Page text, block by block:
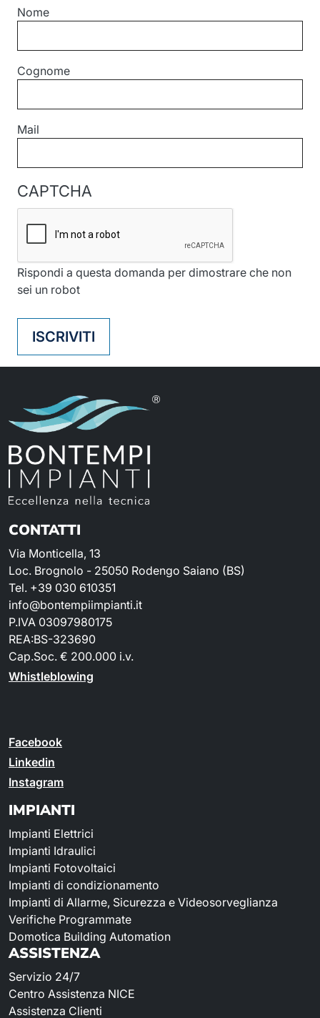
Nome
Cognome
Mail
CAPTCHA
Rispondi a questa domanda per dimostrare che non
sei un robot
ISCRIVITI
CONTATTI
Via Monticella, 13
Loc. Brognolo - 25050 Rodengo Saiano (BS)
Tel. +39 030 610351
info@bontempiimpianti.it
P.IVA 03097980175
REA:BS-323690
Cap.Soc. € 200.000 i.v.
Whistleblowing
Facebook
Linkedin
Instagram
IMPIANTI
Impianti Elettrici
Impianti Idraulici
Impianti Fotovoltaici
Impianti di condizionamento
Impianti di Allarme, Sicurezza e Videosorveglianza
Verifiche Programmate
Domotica Building Automation
ASSISTENZA
Servizio 24/7
Centro Assistenza NICE
Assistenza Clienti